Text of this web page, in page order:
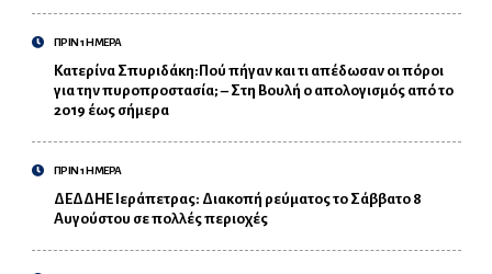
ΠΡΙΝ 1 ΗΜΕΡΑ
Κατερίνα Σπυριδάκη:Πού πήγαν και τι απέδωσαν οι πόροι
για την πυροπροστασία; – Στη Βουλή ο απολογισμός από το
2019 έως σήμερα
ΠΡΙΝ 1 ΗΜΕΡΑ
ΔΕΔΔΗΕ Ιεράπετρας: Διακοπή ρεύματος το Σάββατο 8
Αυγούστου σε πολλές περιοχές